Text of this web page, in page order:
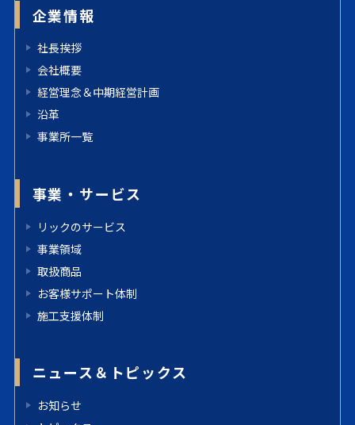
企業情報
社長挨拶
会社概要
経営理念＆中期経営計画
沿革
事業所一覧
事業・サービス
リックのサービス
事業領域
取扱商品
お客様サポート体制
施工支援体制
ニュース＆トピックス
お知らせ